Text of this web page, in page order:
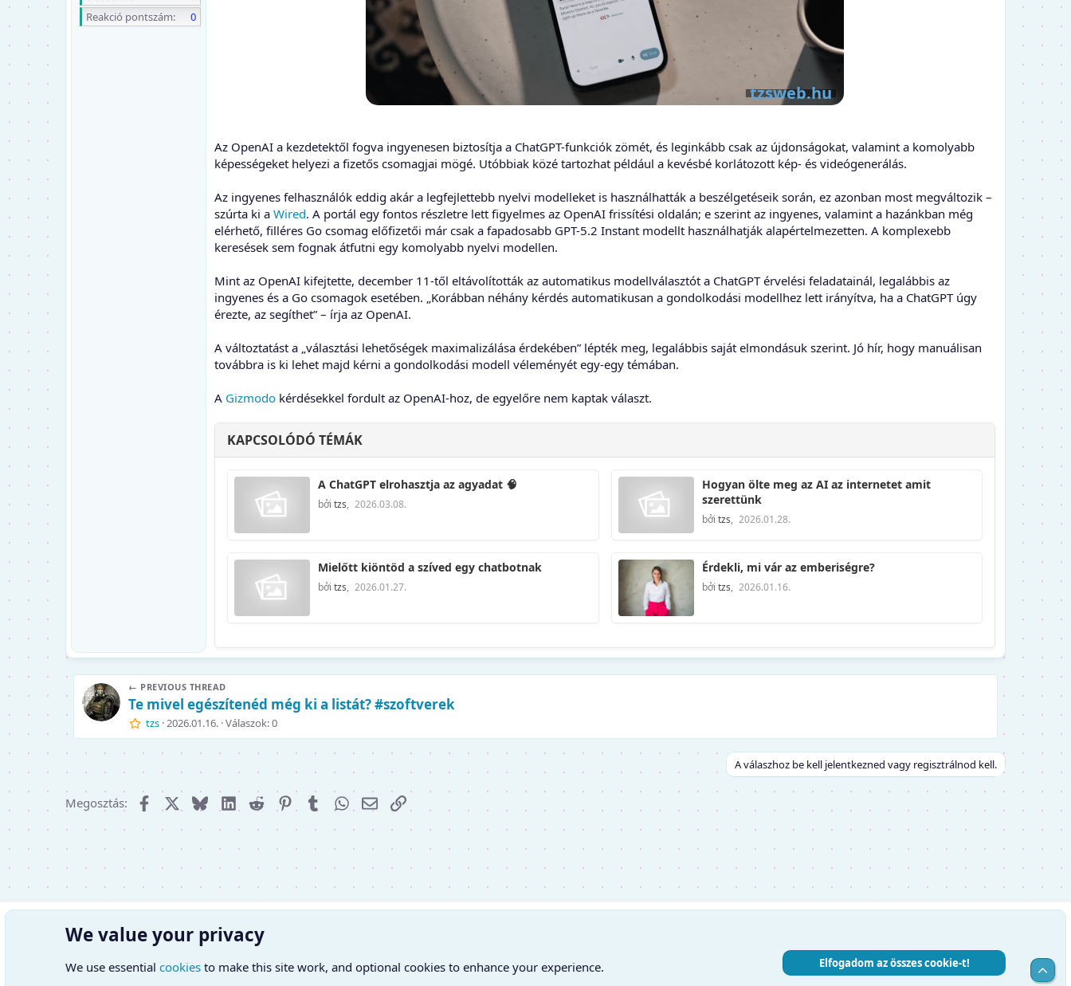
Reakció pontszám
0
Az OpenAI a kezdetektől fogva ingyenesen biztosítja a ChatGPT-funkciók zömét, és leginkább csak az újdonságokat, valamint a komolyabb
képességeket helyezi a fizetős csomagjai mögé. Utóbbiak közé tartozhat például a kevésbé korlátozott kép- és videógenerálás.
Az ingyenes felhasználók eddig akár a legfejlettebb nyelvi modelleket is használhatták a beszélgetéseik során, ez azonban most megváltozik –
szúrta ki a Wired. A portál egy fontos részletre lett figyelmes az OpenAI frissítési oldalán; e szerint az ingyenes, valamint a hazánkban még
elérhető, filléres Go csomag előfizetői már csak a fapadosabb GPT-5.2 Instant modellt használhatják alapértelmezetten. A komplexebb
keresések sem fognak átfutni egy komolyabb nyelvi modellen.
Mint az OpenAI kifejtette, december 11-től eltávolították az automatikus modellválasztót a ChatGPT érvelési feladatainál, legalábbis az
ingyenes és a Go csomagok esetében. „Korábban néhány kérdés automatikusan a gondolkodási modellhez lett irányítva, ha a ChatGPT úgy
érezte, az segíthet” – írja az OpenAI.
A változtatást a „választási lehetőségek maximalizálása érdekében” lépték meg, legalábbis saját elmondásuk szerint. Jó hír, hogy manuálisan
továbbra is ki lehet majd kérni a gondolkodási modell véleményét egy-egy témában.
A Gizmodo kérdésekkel fordult az OpenAI-hoz, de egyelőre nem kaptak választ.
KAPCSOLÓDÓ TÉMÁK
A ChatGPT elrohasztja az agyadat 🧠
bởi tzs, 2026.03.08.
Hogyan ölte meg az AI az internetet amit
szerettünk
bởi tzs, 2026.01.28.
Mielőtt kiöntöd a szíved egy chatbotnak
bởi tzs, 2026.01.27.
Érdekli, mi vár az emberiségre?
bởi tzs, 2026.01.16.
← PREVIOUS THREAD
Te mivel egészítenéd még ki a listát? #szoftverek
tzs 2026.01.16. Válaszok: 0
A válaszhoz be kell jelentkezned vagy regisztrálnod kell.
Megosztás: FacebookX (Twitter)
BlueskyLinkedIn
Reddit PinterestTumblrWhatsApp
E-mailLink
We value your privacy
We use essential cookies to make this site work, and optional cookies to enhance your experience. Elfogadom az összes cookie-t! Top